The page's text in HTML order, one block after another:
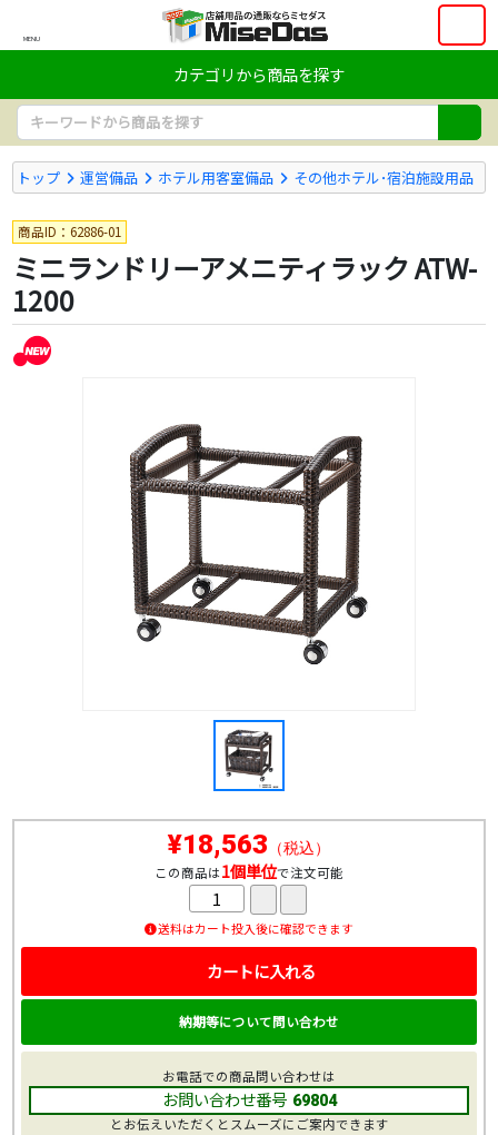
MENU
カテゴリから商品を探す
トップ 運営備品 ホテル用客室備品 その他ホテル･宿泊施設用品
商品ID：62886-01
ミニランドリーアメニティラック ATW-
1200
¥18,563 （税込）
この商品は1個単位で注文可能
送料はカート投入後に確認できます
カートに入れる
納期等について問い合わせ
お電話での商品問い合わせは
お問い合わせ番号 69804
とお伝えいただくとスムーズにご案内できます